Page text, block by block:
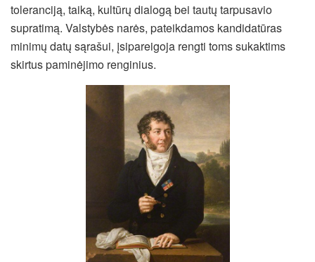
toleranciją, taiką, kultūrų dialogą bei tautų tarpusavio
supratimą. Valstybės narės, pateikdamos kandidatūras
minimų datų sąrašui, įsipareigoja rengti toms sukaktims
skirtus paminėjimo renginius.